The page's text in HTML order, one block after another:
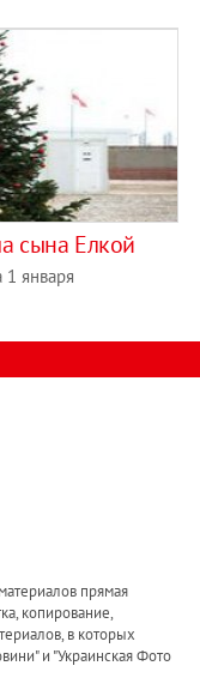
сына Елкой
января
прямая
копирование,
в которых
и "Украинская Фото